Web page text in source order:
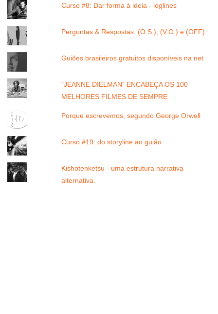
Curso #8: Dar forma à ideia - loglines
Perguntas & Respostas: (O.S.), (V.O.) e (OFF)
Guiões brasileiros gratuitos disponíveis na net
"JEANNE DIELMAN" ENCABEÇA OS 100
MELHORES FILMES DE SEMPRE
Porque escrevemos, segundo George Orwell
Curso #19: do storyline ao guião
Kishotenketsu - uma estrutura narrativa
alternativa.